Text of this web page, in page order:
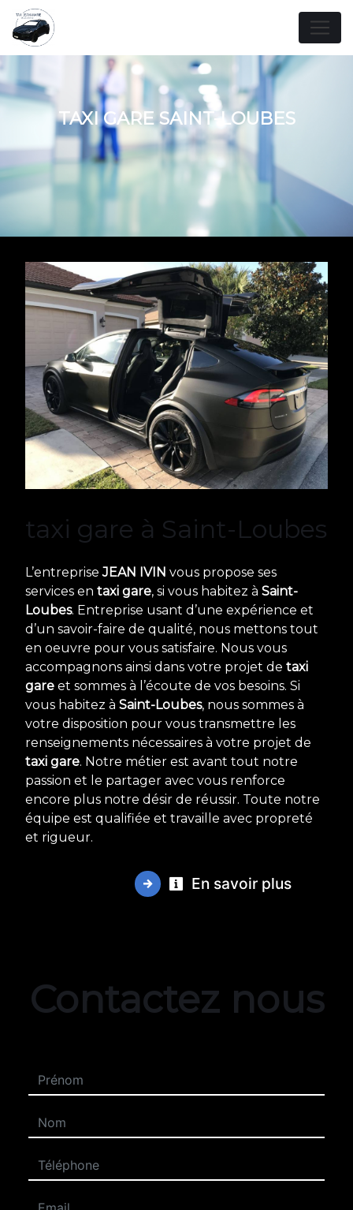
TAXI GARE SAINT-LOUBES
taxi gare à Saint-Loubes
L’entrepriseJEAN IVIN vous propose ses
services en taxi gare, si vous habitez à Saint-
Loubes. Entreprise usant d’une expérience et
d’un savoir-faire de qualité, nous mettons tout
en oeuvre pour vous satisfaire. Nous vous
accompagnons ainsi dans votre projet de taxi
gare et sommes à l’écoute de vos besoins. Si
vous habitez à Saint-Loubes, nous sommes à
votre disposition pour vous transmettre les
renseignements nécessaires à votre projet de
taxi gare. Notre métier est avant tout notre
passion et le partager avec vous renforce
encore plus notre désir de réussir. Toute notre
équipe est qualifiée et travaille avec propreté
et rigueur.
En savoir plus
Contactez nous
Panneau de gestion des cookies